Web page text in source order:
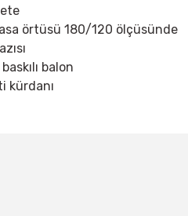
örtüsü 180/120 ölçüsünde
balon
kürdanı